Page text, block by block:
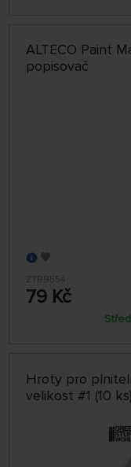
ALTECO Paint
popisovač
ZTR9554
79 Kč
Hroty pro
velikost #1 (10 ks)